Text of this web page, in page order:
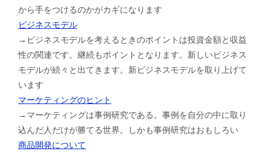
から手をつけるのかがカギになります
ビジネスモデル
→ビジネスモデルを考えるときのポイントは投資金額と収益
性の関連です。継続もポイントとなります。新しいビジネス
モデルが続々と出てきます。新ビジネスモデルを取り上げて
います
マーケティングのヒント
→マーケティングは事例研究である。事例を自分の中に取り
込んだ人だけが勝てる世界。しかも事例研究はおもしろい
商品開発について